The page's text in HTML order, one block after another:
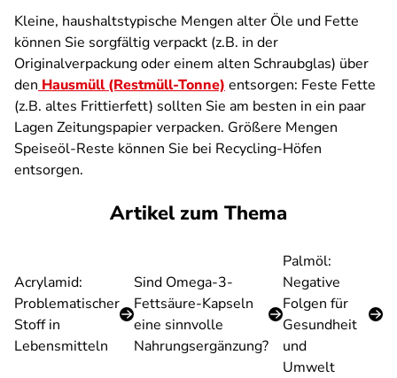
Kleine, haushaltstypische Mengen alter Öle und Fette
können Sie sorgfältig verpackt (z.B. in der
Originalverpackung oder einem alten Schraubglas) über
den Hausmüll (Restmüll-Tonne) entsorgen: Feste Fette
(z.B. altes Frittierfett) sollten Sie am besten in ein paar
Lagen Zeitungspapier verpacken. Größere Mengen
Speiseöl-Reste können Sie bei Recycling-Höfen
entsorgen.
Artikel zum Thema
Acrylamid:
Problematischer
Stoff in
Lebensmitteln
Sind Omega-3-
Fettsäure-Kapseln
eine sinnvolle
Nahrungsergänzung?
Palmöl:
Negative
Folgen für
Gesundheit
und
Umwelt